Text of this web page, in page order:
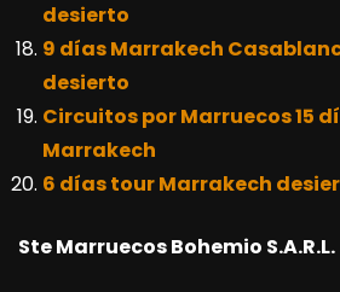
desierto
9 días Marrakech
desierto
Circuitos por Marruecos 15
Marrakech
6 días tour Marrakech
Ste Marruecos Bohemio S.A.R.L.